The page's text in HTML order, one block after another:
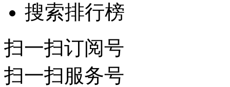
搜索排行榜
扫一扫订阅号
扫一扫服务号